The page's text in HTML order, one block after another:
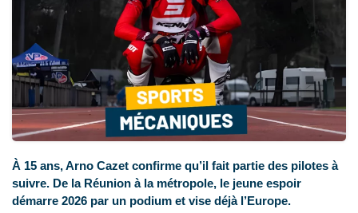
À 15 ans, Arno Cazet confirme qu’il fait partie des pilotes à
suivre. De la Réunion à la métropole, le jeune espoir
démarre 2026 par un podium et vise déjà l’Europe.